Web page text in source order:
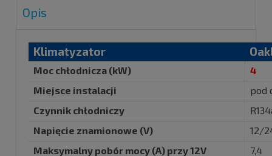
Opis
Klimatyzator
Moc chłodnicza (kW)
4
Miejsce instalacji
pod
Czynnik chłodniczy
Napięcie znamionowe (V)
12/
Maksymalny pobór mocy (A) przy 12V
7,4